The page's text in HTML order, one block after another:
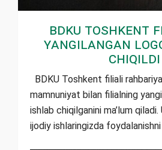
BDKU Toshkent
yangilangan
chiqildi
BDKU Toshkent filiali
mamnuniyat bilan filialning
ishlab chiqilganini ma’lum
ijodiy ishlaringizda